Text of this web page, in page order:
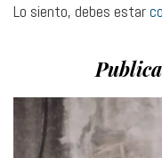
Lo siento, debes estar